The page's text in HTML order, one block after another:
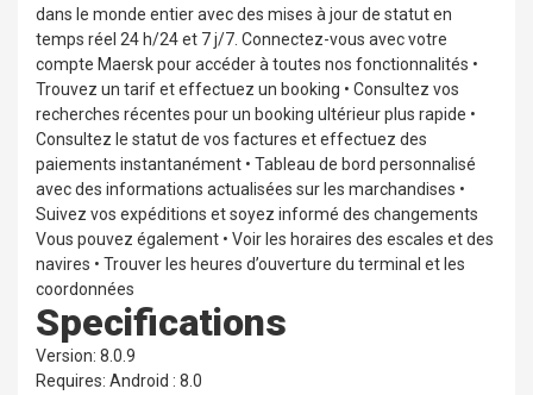
dans le monde entier avec des mises à jour de statut en
temps réel 24 h/24 et 7 j/7. Connectez-vous avec votre
compte Maersk pour accéder à toutes nos fonctionnalités •
Trouvez un tarif et effectuez un booking • Consultez vos
recherches récentes pour un booking ultérieur plus rapide •
Consultez le statut de vos factures et effectuez des
paiements instantanément • Tableau de bord personnalisé
avec des informations actualisées sur les marchandises •
Suivez vos expéditions et soyez informé des changements
Vous pouvez également • Voir les horaires des escales et des
navires • Trouver les heures d’ouverture du terminal et les
coordonnées
Specifications
Version: 8.0.9
Requires: Android : 8.0